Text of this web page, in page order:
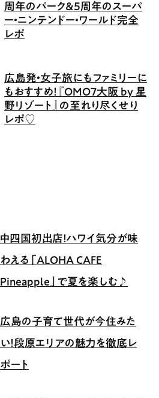
周年のパーク＆5周年のスーパ
ー・ニンテンドー・ワールド完全
レポ
広島発・女子旅にもファミリーに
もおすすめ！『OMO7大阪 by 星
野リゾート』の至れり尽くせり
レポ♡
中四国初出店！ハワイ気分が味
わえる「ALOHA CAFE
Pineapple」で夏を楽しむ♪
広島の子育て世代が今住みた
い！段原エリアの魅力を徹底レ
ポート